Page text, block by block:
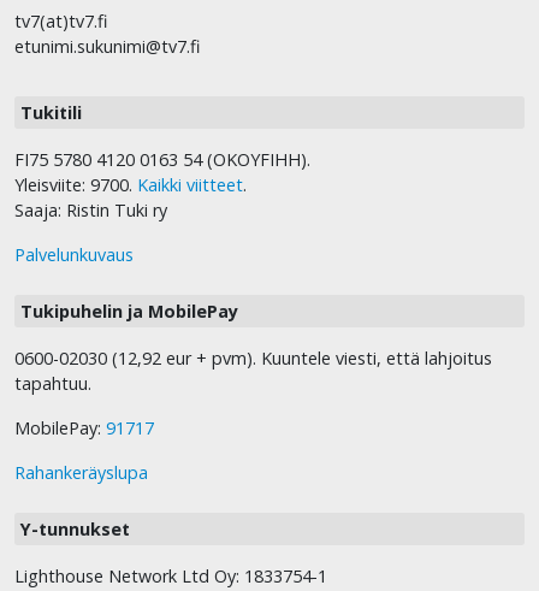
tv7(at)tv7.fi
etunimi.sukunimi@tv7.fi
Tukitili
FI75 5780 4120 0163 54 (OKOYFIHH).
Yleisviite: 9700. Kaikki viitteet.
Saaja: Ristin Tuki ry
Palvelunkuvaus
Tukipuhelin ja MobilePay
0600-02030 (12,92 eur + pvm). Kuuntele viesti, että lahjoitus
tapahtuu.
MobilePay: 91717
Rahankeräyslupa
Y-tunnukset
Lighthouse Network Ltd Oy: 1833754-1